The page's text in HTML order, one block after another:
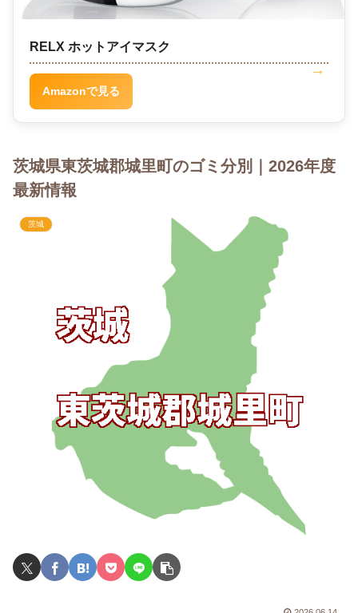
RELX ホットアイマスク
Amazonで見る
茨城県東茨城郡城里町のゴミ分別｜2026年度
最新情報
茨城